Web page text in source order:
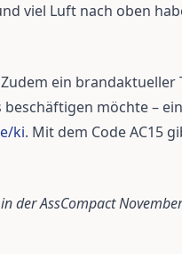
viel Luft nach oben
ein brandaktueller
möchte –
ki. Mit dem Code AC15
der AssCompact